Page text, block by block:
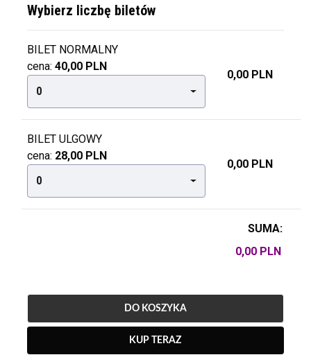
Wybierz liczbę biletów
BILET NORMALNY
cena:40,00 PLN
0
0,00 PLN
BILET ULGOWY
cena: 28,00 PLN
0
0,00 PLN
SUMA:
DO KOSZYKA
KUP TERAZ